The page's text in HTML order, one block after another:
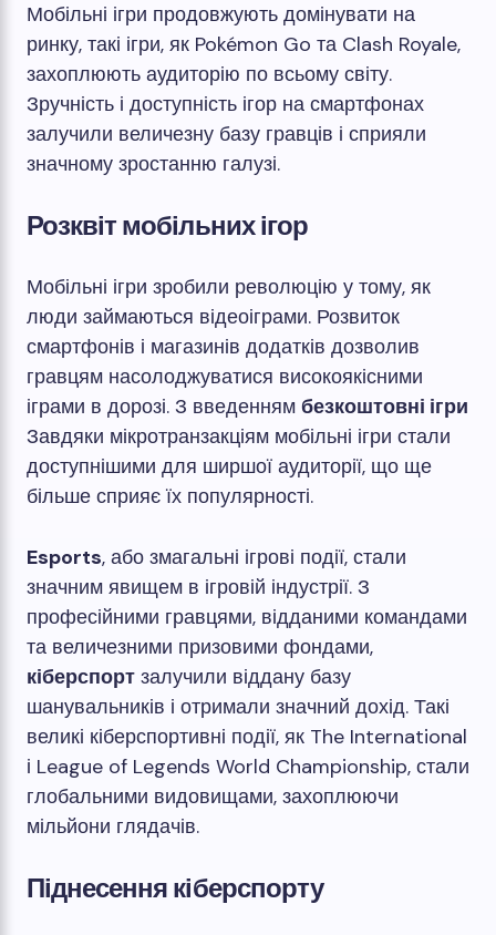
Мобільні ігри продовжують домінувати на
ринку, такі ігри, як Pokémon Go та Clash Royale,
захоплюють аудиторію по всьому світу.
Зручність і доступність ігор на смартфонах
залучили величезну базу гравців і сприяли
значному зростанню галузі.
Розквіт мобільних ігор
Мобільні ігри зробили революцію у тому, як
люди займаються відеоіграми. Розвиток
смартфонів і магазинів додатків дозволив
гравцям насолоджуватися високоякісними
іграми в дорозі. З введенням безкоштовні ігри
Завдяки мікротранзакціям мобільні ігри стали
доступнішими для ширшої аудиторії, що ще
більше сприяє їх популярності.
Esports, або змагальні ігрові події, стали
значним явищем в ігровій індустрії. З
професійними гравцями, відданими командами
та величезними призовими фондами,
кіберспорт залучили віддану базу
шанувальників і отримали значний дохід. Такі
великі кіберспортивні події, як The International
і League of Legends World Championship, стали
глобальними видовищами, захоплюючи
мільйони глядачів.
Піднесення кіберспорту